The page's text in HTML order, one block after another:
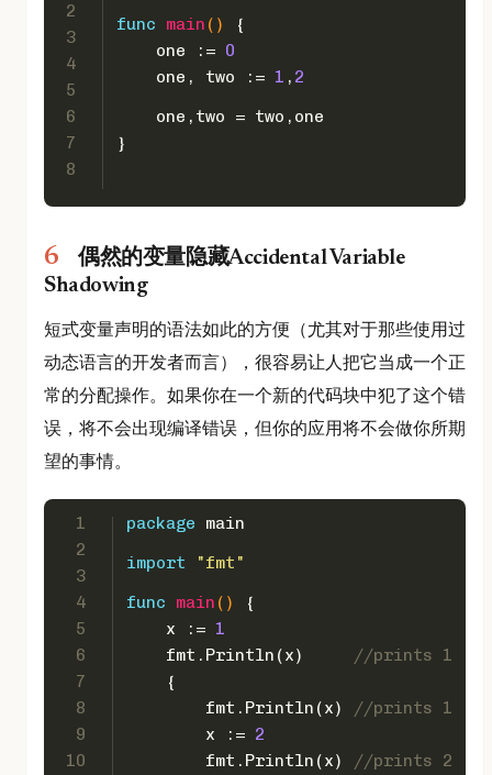
2
3
4
5
6
7
8
func
main ()
{
    one :=
0
    one, two :=
1 , 2
    one,two = two,one
}
偶然的变量隐藏Accidental Variable
Shadowing
短式变量声明的语法如此的方便（尤其对于那些使用过
动态语言的开发者而言），很容易让人把它当成一个正
常的分配操作。如果你在一个新的代码块中犯了这个错
误，将不会出现编译错误，但你的应用将不会做你所期
望的事情。
1
2
3
4
5
6
7
8
9
10
package main
import
"fmt"
func
main ()
{
    x :=
1
    fmt.Println(x)
//prints 1
    {
        fmt.Println(x)
//prints 1
        x :=
2
        fmt.Println(x)
//prints 2